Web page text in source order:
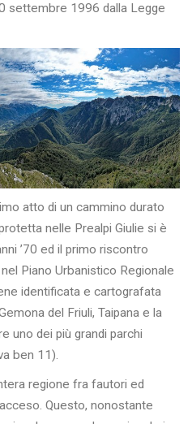
settembre 1996 dalla Legge
atto di un cammino durato
nelle Prealpi Giulie si è
’70 ed il primo riscontro
Piano Urbanistico Regionale
identificata e cartografata
del Friuli, Taipana e la
uno dei più grandi parchi
ben 11).
regione fra fautori ed
Questo, nonostante